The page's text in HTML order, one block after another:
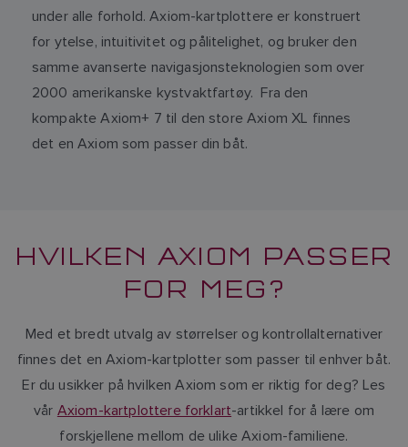
under alle forhold. Axiom-kartplottere er konstruert
for ytelse, intuitivitet og pålitelighet, og bruker den
samme avanserte navigasjonsteknologien som over
2000 amerikanske kystvaktfartøy. Fra den
kompakte Axiom+ 7 til den store Axiom XL finnes
det en Axiom som passer din båt.
HVILKEN AXIOM PASSER
FOR MEG?
Med et bredt utvalg av størrelser og kontrollalternativer
finnes det en Axiom-kartplotter som passer til enhver båt.
Er du usikker på hvilken Axiom som er riktig for deg? Les
vår Axiom-kartplottere forklart-artikkel for å lære om
forskjellene mellom de ulike Axiom-familiene.